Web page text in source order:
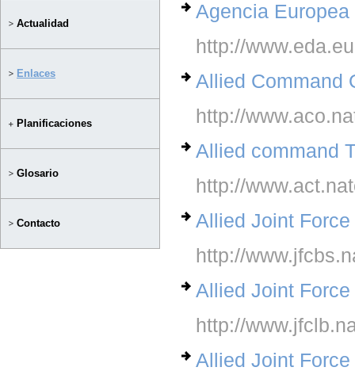
Actualidad
Enlaces
Planificaciones
Glosario
Contacto
Agencia
http://
Allied Command
http://
Allied command
http://
Allied Joint
http://
Allied Joint
http://
Allied Joint